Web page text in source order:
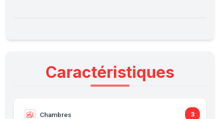
Caractéristiques
Chambres 3